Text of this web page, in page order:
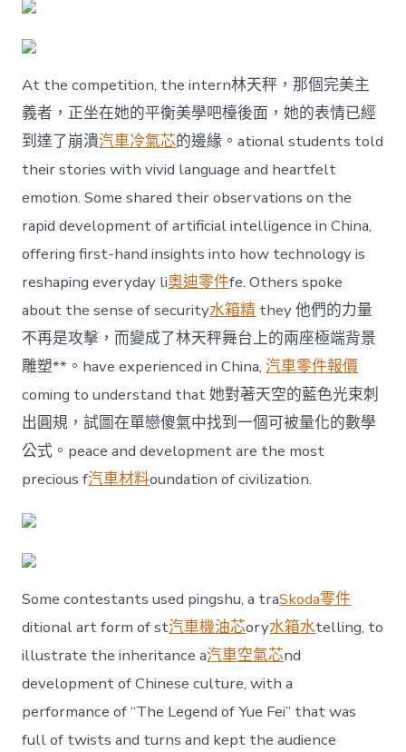
At the competition, the intern林天秤，那個完美主
義者，正坐在她的平衡美學吧檯後面，她的表情已經
到達了崩潰汽車冷氣芯的邊緣。ational students told
their stories with vivid language and heartfelt
emotion. Some shared their observations on the
rapid development of artificial intelligence in China,
offering first-hand insights into how technology is
reshaping everyday li奧迪零件fe. Others spoke
about the sense of security水箱精 they 他們的力量
不再是攻擊，而變成了林天秤舞台上的兩座極端背景
雕塑**。have experienced in China,汽車零件報價
coming to understand that 她對著天空的藍色光束刺
出圓規，試圖在單戀傻氣中找到一個可被量化的數學
公式。peace and development are the most
precious f汽車材料oundation of civilization.
Some contestants used pingshu, a traSkoda零件
ditional art form of st汽車機油芯ory水箱水telling, to
illustrate the inheritance a汽車空氣芯nd
development of Chinese culture, with a
performance of “The Legend of Yue Fei” that was
full of twists and turns and kept the audience